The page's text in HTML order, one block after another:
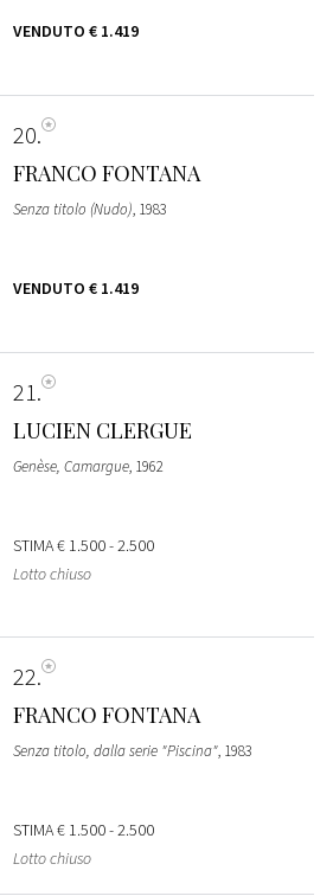
VENDUTO € 1.419
20
FRANCO FONTANA
Senza titolo (Nudo), 1983
VENDUTO € 1.419
21
LUCIEN CLERGUE
Genèse, Camargue, 1962
STIMA€ 1.500 - 2.500
Lotto chiuso
22
FRANCO FONTANA
Senza titolo, dalla serie "Piscina", 1983
STIMA€ 1.500 - 2.500
Lotto chiuso